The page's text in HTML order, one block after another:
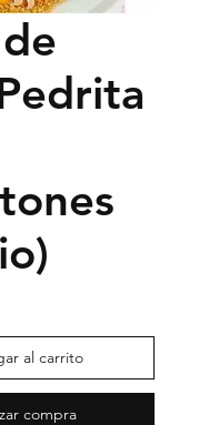
al carrito
compra